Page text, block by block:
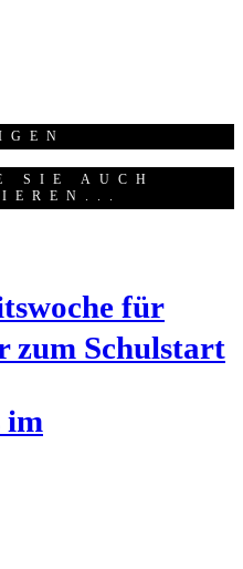
SIE AUCH
für
zum Schulstart
im